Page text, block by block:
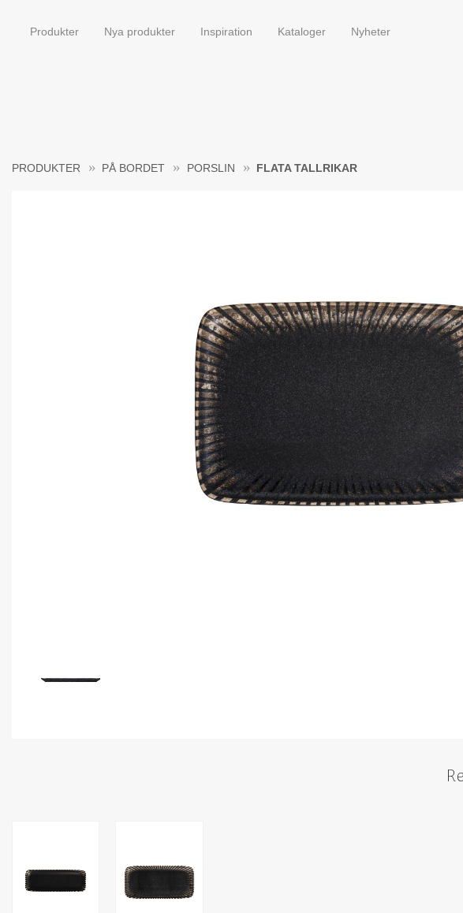
Produkter Nya produkter Inspiration Kataloger Nyheter
PRODUKTER PÅ BORDET PORSLIN FLATA TALLRIKAR